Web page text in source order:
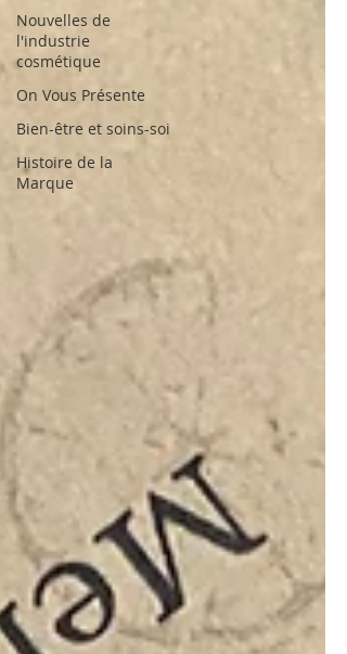
Nouvelles de
l'industrie
cosmétique
On Vous Présente
Bien-être et soins-soi
Histoire de la
Marque